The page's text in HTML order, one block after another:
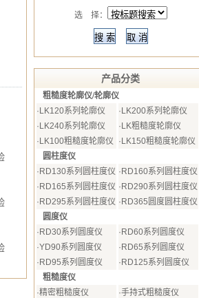
选 择：
产品分类
粗糙度轮廓仪/轮廓仪
· LK120系列轮廓仪 · LK200系列轮廓仪
· LK240系列轮廓仪 · LK粗糙度轮廓仪
· LK100粗糙度轮廓仪 · LK150粗糙度轮廓仪
圆柱度仪
· RD130系列圆柱度仪 · RD160系列圆柱度仪
· RD165系列圆柱度仪 · RD290系列圆柱度仪
· RD295系列圆柱度仪 · RD365圆度圆柱度仪
圆度仪
· RD30系列圆度仪 · RD60系列圆度仪
·YD90系列圆度仪 · RD65系列圆度仪
· RD95系列圆度仪 · RD125系列圆度仪
粗糙度仪
·精密粗糙度仪 ·手持式粗糙度仪